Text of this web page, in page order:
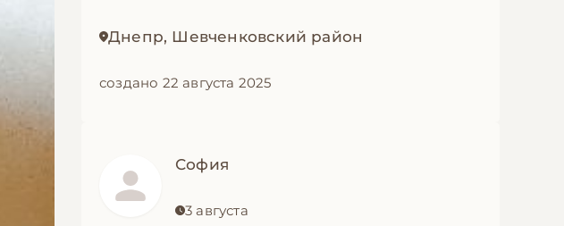
Днепр, Шевченковский район
создано 22 августа 2025
София
3 августа